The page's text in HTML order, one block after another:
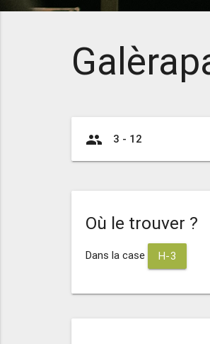
group 3 - 12
Où le trouver ?
Dans la case H-3